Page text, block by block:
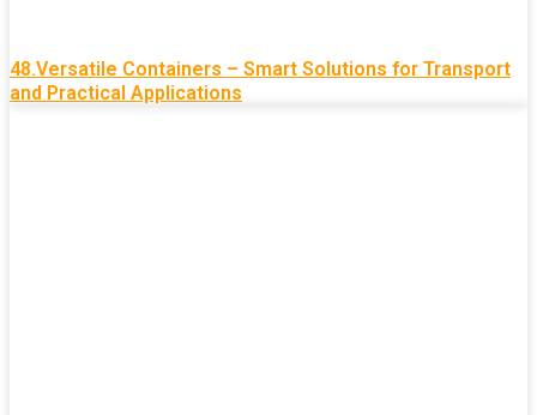
48.Versatile Containers – Smart Solutions for Transport
and Practical Applications